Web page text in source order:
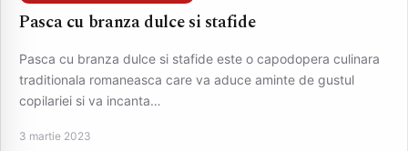
Pasca cu branza dulce si stafide
Pasca cu branza dulce si stafide este o capodopera culinara
traditionala romaneasca care va aduce aminte de gustul
copilariei si va incanta…
3 martie 2023